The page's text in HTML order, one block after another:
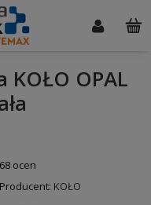
OPAL
68 ocen
Producent: KOŁO